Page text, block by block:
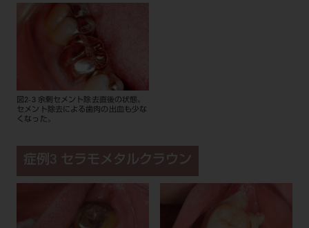
図2-3 余剰セメント除去直後の状態。
セメント除去による歯肉の出血も少な
くなった。
症例3 セラモメタルクラウン